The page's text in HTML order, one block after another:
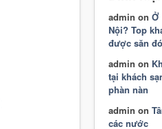
admin on Ở
Nội? Top
được săn
admin on
tại khách
phàn nàn
admin on
các nước